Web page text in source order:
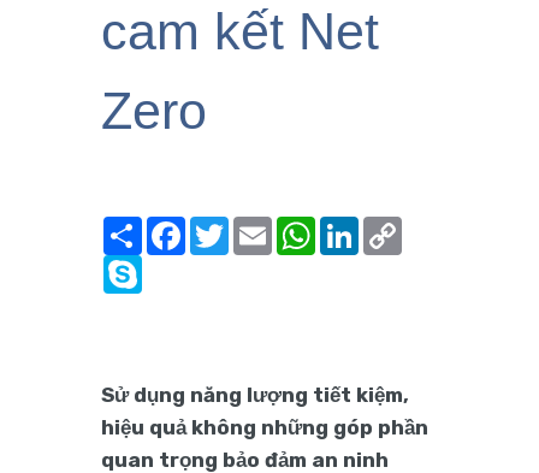
cam kết Net
Zero
ShareFacebook
TwitterEmail WhatsApp
LinkedIn
Sử dụng năng lượng tiết kiệm,
hiệu quả không những góp phần
quan trọng bảo đảm an ninh